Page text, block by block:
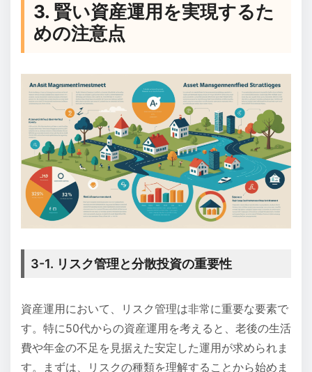
3. 賢い資産運用を実現するた
めの注意点
3-1. リスク管理と分散投資の重要性
資産運用において、リスク管理は非常に重要な要素で
す。特に50代からの資産運用を考えると、老後の生活
費や年金の不足を見据えた安定した運用が求められま
す。まずは、リスクの種類を理解することから始めま